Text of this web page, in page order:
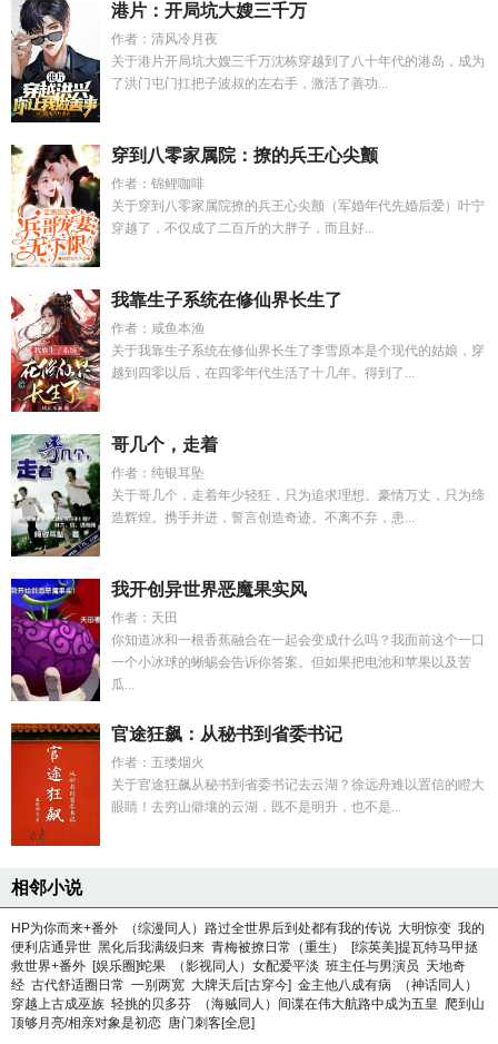
港片：开局坑大嫂三千万
作者：清风冷月夜
关于港片开局坑大嫂三千万沈栋穿越到了八十年代的港岛，成为
了洪门屯门扛把子波叔的左右手，激活了善功...
穿到八零家属院：撩的兵王心尖颤
作者：锦鲤咖啡
关于穿到八零家属院撩的兵王心尖颤（军婚年代先婚后爱）叶宁
穿越了，不仅成了二百斤的大胖子，而且好...
我靠生子系统在修仙界长生了
作者：咸鱼本渔
关于我靠生子系统在修仙界长生了李雪原本是个现代的姑娘，穿
越到四零以后，在四零年代生活了十几年。得到了...
哥几个，走着
作者：纯银耳坠
关于哥几个，走着年少轻狂，只为追求理想。豪情万丈，只为缔
造辉煌。携手并进，誓言创造奇迹。不离不弃，患...
我开创异世界恶魔果实风
作者：天田
你知道冰和一根香蕉融合在一起会变成什么吗？我面前这个一口
一个小冰球的蜥蜴会告诉你答案。但如果把电池和苹果以及苦
瓜...
官途狂飙：从秘书到省委书记
作者：五缕烟火
关于官途狂飙从秘书到省委书记去云湖？徐远舟难以置信的瞪大
眼睛！去穷山僻壤的云湖，既不是明升，也不是...
相邻小说
HP为你而来+番外 （综漫同人）路过全世界后到处都有我的传说 大明惊变 我的
便利店通异世 黑化后我满级归来 青梅被撩日常（重生）
[综英美]提瓦特马甲拯
救世界+番外 [娱乐圈]蛇果 （影视同人）女配爱平淡 班主任与男演员 天地奇
经 古代舒适圈日常 一别两宽 大牌天后[古穿今] 金主他八成有病
（神话同人）
穿越上古成巫族 轻挑的贝多芬 （海贼同人）间谍在伟大航路中成为五皇 爬到山
顶够月亮/相亲对象是初恋 唐门刺客[全息]